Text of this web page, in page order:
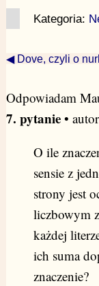
Kategoria:
◀ Dove, czyli o
Odpowiadam
7. pytanie•
O ile
sensie z
strony jest
liczbowym
każdej
ich suma
znaczenie?